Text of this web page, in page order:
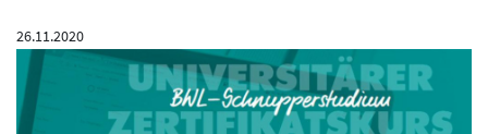
26.11.2020